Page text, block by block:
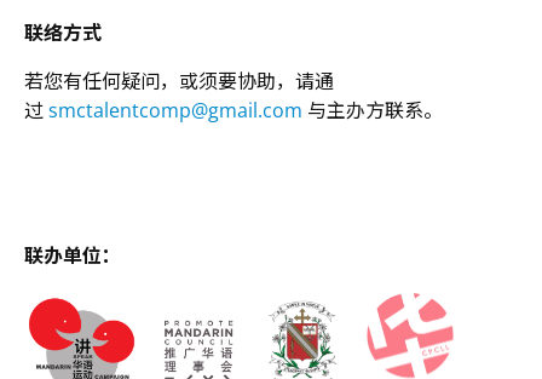
联络方式
若您有任何疑问，或须要协助，请通
过smctalentcomp@gmail.com 与主办方联系。
联办单位：